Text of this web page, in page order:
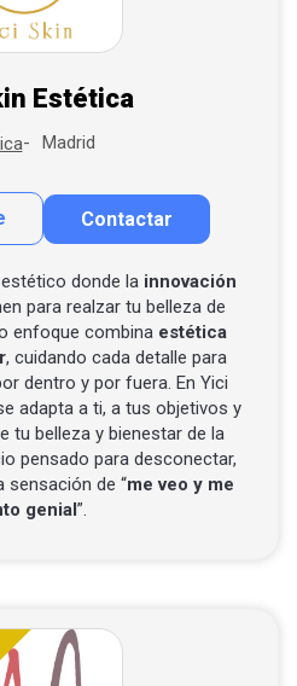
Estética
Madrid
Contactar
Contactar por correo
Llamar por teléfono
Contactar por Whatsapp
donde la innovación
para realzar tu belleza de
enfoque combina estética
, cuidando cada detalle para
dentro y por fuera. En Yici
adapta a ti, a tus objetivos y
tu belleza y bienestar de la
pensado para desconectar,
sensación de “me veo y me
genial”.